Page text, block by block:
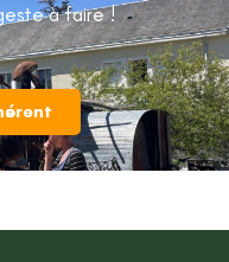
à faire !